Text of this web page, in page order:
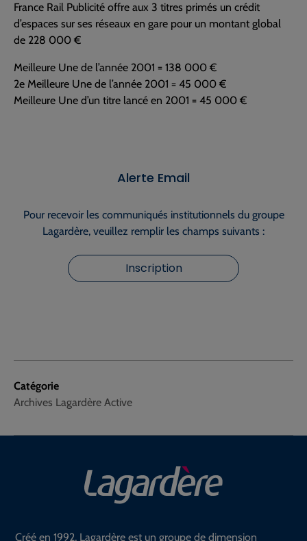
Catégorie
Archives Lagardère Active
France Rail Publicité offre aux 3 titres primés un crédit
d’espaces sur ses réseaux en gare pour un montant global
de 228 000 €
Meilleure Une de l’année 2001 = 138 000 €
2e Meilleure Une de l’année 2001 = 45 000 €
Meilleure Une d’un titre lancé en 2001 = 45 000 €
Alerte Email
Pour recevoir les communiqués institutionnels du groupe
Lagardère, veuillez remplir les champs suivants :
Inscription
Créé en 1992, Lagardère est un groupe de dimension